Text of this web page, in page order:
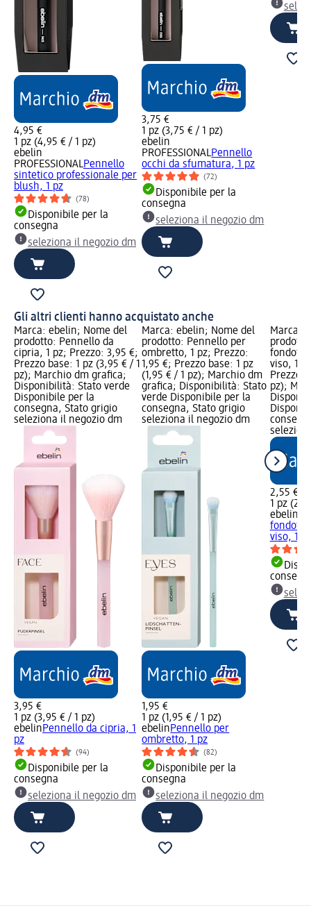
4,95 €
1 pz (4,95 € / 1 pz)
ebelin
PROFESSIONALPennello
sintetico professionale per
blush, 1 pz
(78)
Disponibile per la
consegna
seleziona il negozio dm
3,75 €
1 pz (3,75 € / 1 pz)
ebelin
PROFESSIONALPennello
occhi da sfumatura, 1 pz
(72)
Disponibile per la
consegna
seleziona il negozio dm
Gli altri clienti hanno acquistato anche
Marca: ebelin; Nome del
prodotto: Pennello da
cipria, 1 pz; Prezzo: 3,95 €;
Prezzo base: 1 pz (3,95 € / 1
pz); Marchio dm grafica;
Disponibilità: Stato verde
Disponibile per la
consegna, Stato grigio
seleziona il negozio dm
3,95 €
1 pz (3,95 € / 1 pz)
ebelinPennello da cipria, 1
pz
(94)
Disponibile per la
consegna
seleziona il negozio dm
Marca: ebelin; Nome del
prodotto: Pennello per
ombretto, 1 pz; Prezzo:
1,95 €; Prezzo base: 1 pz
(1,95 € / 1 pz); Marchio dm
grafica; Disponibilità: Stato
verde Disponibile per la
consegna, Stato grigio
seleziona il negozio dm
1,95 €
1 pz (1,95 € / 1 pz)
ebelinPennello per
ombretto, 1 pz
(82)
Disponibile per la
consegna
seleziona il negozio dm
Marca:
viso, 1
Prezzo
pz);
2,55 €
1 pz
ebelin
viso, 1 pz